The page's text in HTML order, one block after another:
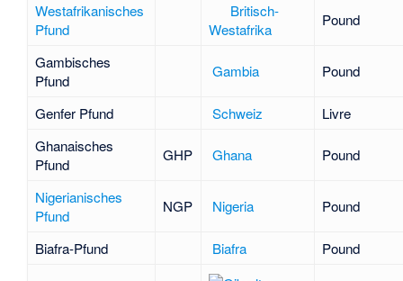
Westafrikanisches
Pfund
Britisch-
Westafrika
Pound
Gambisches
Pfund
Gambia Pound
Genfer Pfund Schweiz
Livre
Ghanaisches
Pfund
GHP Ghana Pound
Nigerianisches
Pfund
NGP Nigeria Pound
Biafra-Pfund Biafra Pound